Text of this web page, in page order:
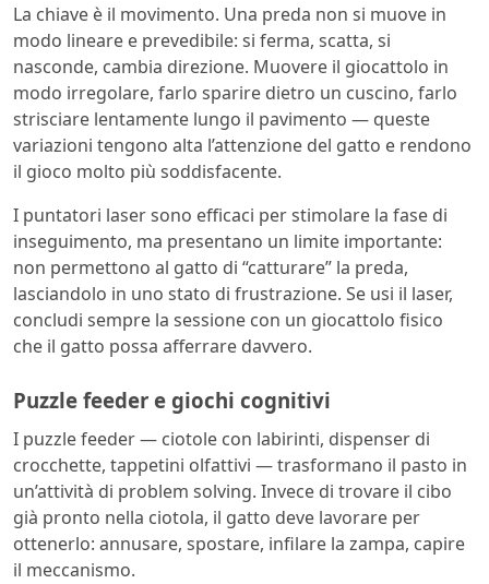
La chiave è il movimento. Una preda non si muove in
modo lineare e prevedibile: si ferma, scatta, si
nasconde, cambia direzione. Muovere il giocattolo in
modo irregolare, farlo sparire dietro un cuscino, farlo
strisciare lentamente lungo il pavimento — queste
variazioni tengono alta l’attenzione del gatto e rendono
il gioco molto più soddisfacente.
I puntatori laser sono efficaci per stimolare la fase di
inseguimento, ma presentano un limite importante:
non permettono al gatto di “catturare” la preda,
lasciandolo in uno stato di frustrazione. Se usi il laser,
concludi sempre la sessione con un giocattolo fisico
che il gatto possa afferrare davvero.
Puzzle feeder e giochi cognitivi
I puzzle feeder — ciotole con labirinti, dispenser di
crocchette, tappetini olfattivi — trasformano il pasto in
un’attività di problem solving. Invece di trovare il cibo
già pronto nella ciotola, il gatto deve lavorare per
ottenerlo: annusare, spostare, infilare la zampa, capire
il meccanismo.